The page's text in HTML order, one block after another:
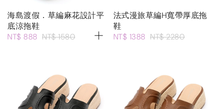
海島渡假．草編麻花設計平
底涼拖鞋
NT$ 888 NT$ 1580
法式漫旅草編H寬帶厚底拖
鞋
NT$ 1388 NT$ 2280